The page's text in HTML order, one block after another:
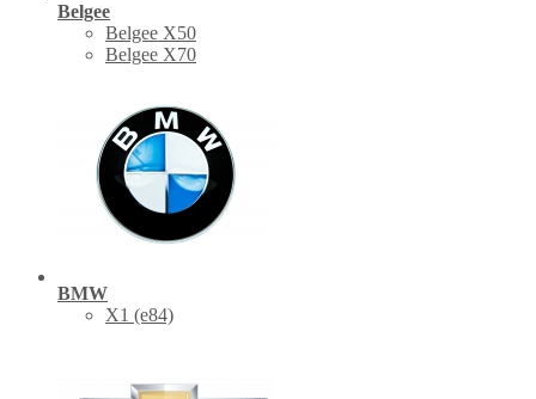
Belgee
Belgee X50
Belgee X70
BMW
X1 (е84)